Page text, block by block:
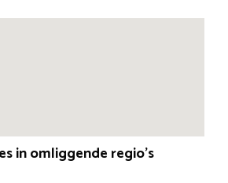
in omliggende regio’s